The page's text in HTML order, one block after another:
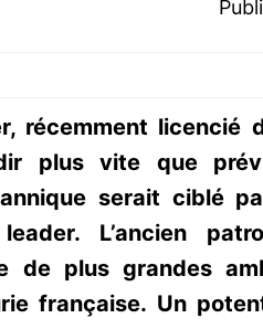
récemment licencié
plus vite que
serait ciblé
L’ancien
de plus grandes
française. Un